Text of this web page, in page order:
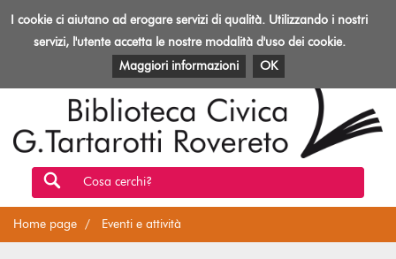
Toggle
Biblioteca
Rovereto
EVENTI E ATTIVITÀ PATRIMONIO E RISORSE
Cosa cerchi?
Home page Eventi e attività
I cookie ci aiutano ad erogare servizi di qualità. Utilizzando i nostri
servizi, l'utente accetta le nostre modalità d'uso dei cookie.
Maggiori informazioni
OK